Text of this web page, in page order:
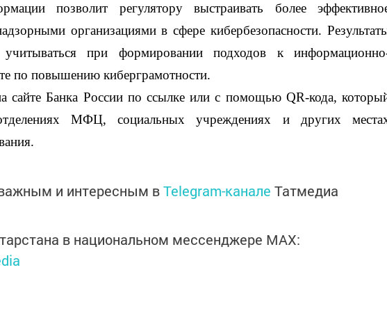
позволит регулятору выстраивать более
организациями в сфере кибербезопасности.
при формировании подходов к
по повышению киберграмотности.
Банка России по ссылке или с помощью QR-кода,
МФЦ, социальных учреждениях и других
и интересным вTelegram-канале Татмедиа
в национальном мессенджере MАХ: